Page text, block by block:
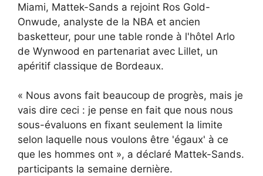
Miami, Mattek-Sands a rejoint Ros Gold-
Onwude, analyste de la NBA et ancien
basketteur, pour une table ronde à l'hôtel Arlo
de Wynwood en partenariat avec Lillet, un
apéritif classique de Bordeaux.
« Nous avons fait beaucoup de progrès, mais je
vais dire ceci : je pense en fait que nous nous
sous-évaluons en fixant seulement la limite
selon laquelle nous voulons être 'égaux' à ce
que les hommes ont », a déclaré Mattek-Sands.
participants la semaine dernière.